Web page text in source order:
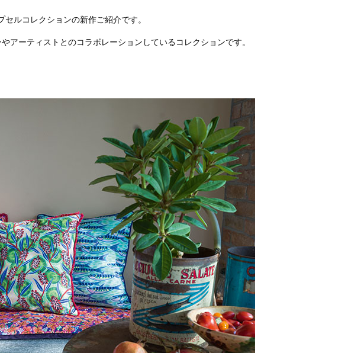
ルコレクションの新作ご紹介です。
アーティストとのコラボレーションしているコレクションです。